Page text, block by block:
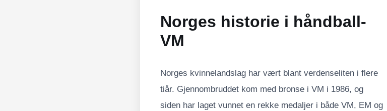
Norges historie i håndball-
VM
Norges kvinnelandslag har vært blant verdenseliten i flere
tiår. Gjennombruddet kom med bronse i VM i 1986, og
siden har laget vunnet en rekke medaljer i både VM, EM og